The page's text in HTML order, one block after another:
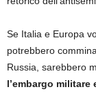
Se Italia e Europa
potrebbero
Russia, sarebbero
l’embargo